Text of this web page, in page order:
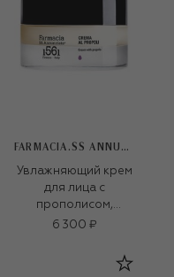
FARMACIA.SS ANNUNZIATA 1561
Увлажняющий крем
для лица с
прополисом,
эхинацеей и
6 300 ₽